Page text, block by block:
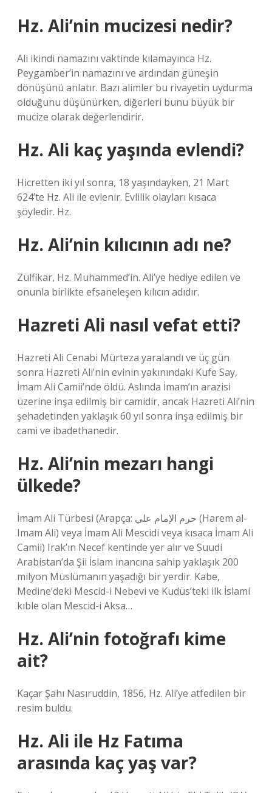
Hz. Ali’nin mucizesi nedir?
Ali ikindi namazını vaktinde kılamayınca Hz.
Peygamber’in namazını ve ardından güneşin
dönüşünü anlatır. Bazı alimler bu rivayetin uydurma
olduğunu düşünürken, diğerleri bunu büyük bir
mucize olarak değerlendirir.
Hz. Ali kaç yaşında evlendi?
Hicretten iki yıl sonra, 18 yaşındayken, 21 Mart
624’te Hz. Ali ile evlenir. Evlilik olayları kısaca
şöyledir. Hz.
Hz. Ali’nin kılıcının adı ne?
Zülfikar, Hz. Muhammed’in. Ali’ye hediye edilen ve
onunla birlikte efsaneleşen kılıcın adıdır.
Hazreti Ali nasıl vefat etti?
Hazreti Ali Cenabi Mürteza yaralandı ve üç gün
sonra Hazreti Ali’nin evinin yakınındaki Kufe Say,
İmam Ali Camii’nde öldü. Aslında İmam’ın arazisi
üzerine inşa edilmiş bir camidir, ancak Hazreti Ali’nin
şehadetinden yaklaşık 60 yıl sonra inşa edilmiş bir
cami ve ibadethanedir.
Hz. Ali’nin mezarı hangi
ülkede?
İmam Ali Türbesi (Arapça: حرم الإمام علي‎ (Harem al-
Imam Ali) veya İmam Ali Mescidi veya kısaca İmam Ali
Camii) Irak’ın Necef kentinde yer alır ve Suudi
Arabistan’da Şii İslam inancına sahip yaklaşık 200
milyon Müslümanın yaşadığı bir yerdir. Kabe,
Medine’deki Mescid-i Nebevi ve Kudüs’teki ilk İslami
kıble olan Mescid-i Aksa…
Hz. Ali’nin fotoğrafı kime
ait?
Kaçar Şahı Nasıruddin, 1856, Hz. Ali’ye atfedilen bir
resim buldu.
Hz. Ali ile Hz Fatıma
arasında kaç yaş var?